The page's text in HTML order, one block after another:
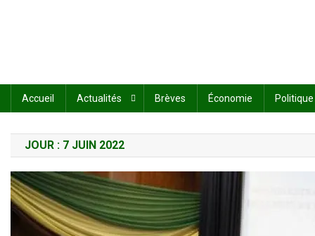
Accueil Actualités Brèves Économie Politique
JOUR : 7 JUIN 2022